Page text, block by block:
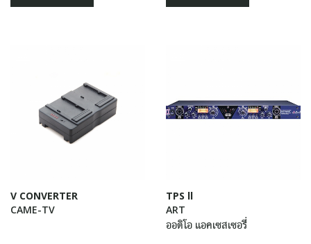
V CONVERTER
CAME-TV
TPS ll
ART
ออดิโอ แอคเซสเซอรี่